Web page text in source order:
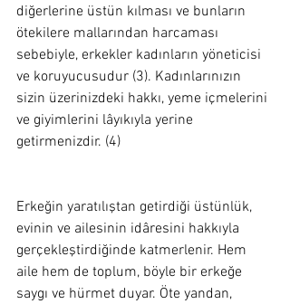
diğerlerine üstün kılması ve bunların
ötekilere mallarından harcaması
sebebiyle, erkekler kadınların yöneticisi
ve koruyucusudur (3). Kadınlarınızın
sizin üzerinizdeki hakkı, yeme içmelerini
ve giyimlerini lâyıkıyla yerine
getirmenizdir. (4)
Erkeğin yaratılıştan getirdiği üstünlük,
evinin ve ailesinin idâresini hakkıyla
gerçekleştirdiğinde katmerlenir. Hem
aile hem de toplum, böyle bir erkeğe
saygı ve hürmet duyar. Öte yandan,